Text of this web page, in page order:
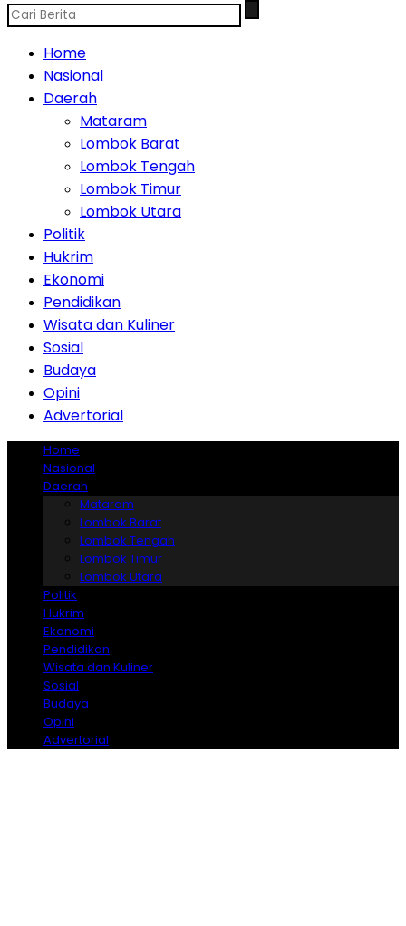
Home
Nasional
Daerah
Mataram
Lombok Barat
Lombok Tengah
Lombok Timur
Lombok Utara
Politik
Hukrim
Ekonomi
Pendidikan
Wisata dan Kuliner
Sosial
Budaya
Opini
Advertorial
Home
Nasional
Daerah
Mataram
Lombok Barat
Lombok Tengah
Lombok Timur
Lombok Utara
Politik
Hukrim
Ekonomi
Pendidikan
Wisata dan Kuliner
Sosial
Budaya
Opini
Advertorial